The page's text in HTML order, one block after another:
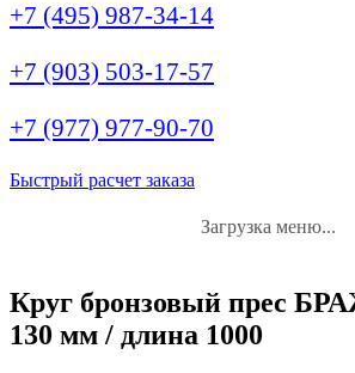
+7 (495) 987-34-14
+7 (903) 503-17-57
+7 (977) 977-90-70
Быстрый расчет заказа
Загрузка меню...
Круг бронзовый прес
130 мм / длина 1000